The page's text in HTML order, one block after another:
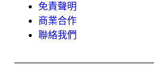
免責聲明
商業合作
聯絡我們